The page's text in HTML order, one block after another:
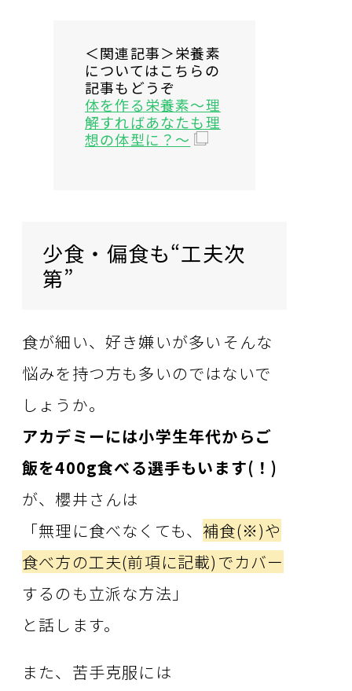
＜関連記事＞栄養素
についてはこちらの
記事もどうぞ
体を作る栄養素～理
解すればあなたも理
想の体型に？～
少食・偏食も“工夫次
第”
食が細い、好き嫌いが多い――そんな
悩みを持つ方も多いのではないで
しょうか。
アカデミーには小学生年代からご
飯を400g食べる選手もいます(！)
が、櫻井さんは
「無理に食べなくても、 補食(※)や
食べ方の工夫(前項に記載)でカバー
するのも立派な方法」
と話します。
また、苦手克服には